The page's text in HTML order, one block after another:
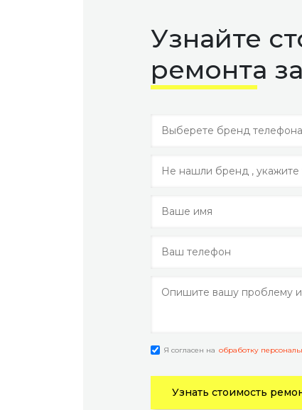
Узнайте
ремонта за
Я согласен на обработку
Узнать стоимость